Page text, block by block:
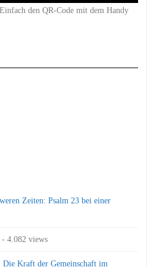
den QR-Code mit dem Handy
Zeiten: Psalm 23 bei einer
- 4.082 views
Die Kraft der Gemeinschaft im